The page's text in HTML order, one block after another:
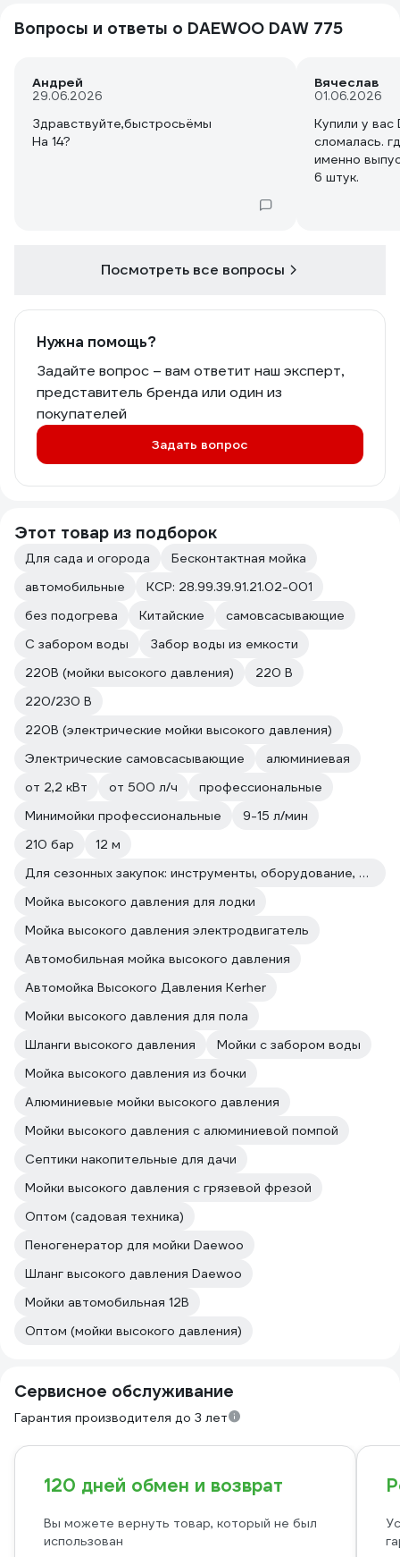
положительных эмоций, чем
пенник в комплект укладывать хотя бы
на 1л., но не на 500 гр., машину
запенить кроссовер не хватает!
Почему то густую пену не выдает,
на раме
Вопросы и ответы о DAEWOO DAW 775
Андрей
29.06.2026
Здравствуйте,быстросьёмы
На 14?
Вячеслав
01.06.2026
Купили у вас
сломалась.
именно
6 штук.
Посмотреть все вопросы
Нужна помощь?
Задайте вопрос – вам ответит наш эксперт,
представитель бренда или один из
покупателей
Задать вопрос
Этот товар из подборок
Для сада и огорода
Бесконтактная мойка
автомобильные
КСР: 28.99.39.91.21.02-001
без подогрева
Китайские
самовсасывающие
С забором воды
Забор воды из емкости
220В (мойки высокого давления)
220 В
220/230 В
220В (электрические мойки высокого давления)
Электрические самовсасывающие
алюминиевая
от 2,2 кВт
от 500 л/ч
профессиональные
Минимойки профессиональные
9-15 л/мин
210 бар
12 м
Для сезонных закупок: инструменты, оборудование, расходные материалы
Мойка высокого давления для лодки
Мойка высокого давления электродвигатель
Автомобильная мойка высокого давления
Автомойка Высокого Давления Kerher
Мойки высокого давления для пола
Шланги высокого давления
Мойки с забором воды
Мойка высокого давления из бочки
Алюминиевые мойки высокого давления
Мойки высокого давления с алюминиевой помпой
Септики накопительные для дачи
Мойки высокого давления с грязевой фрезой
Оптом (садовая техника)
Пеногенератор для мойки Daewoo
Шланг высокого давления Daewoo
Мойки автомобильная 12В
Оптом (мойки высокого давления)
Сервисное обслуживание
Гарантия производителя до 3 лет
120 дней обмен и возврат
Вы можете вернуть товар, который не был
использован